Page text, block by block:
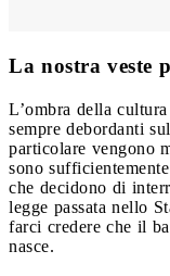
La nostra veste
L’ombra della
sempre debordanti
particolare vengono
sono
che decidono di
legge passata nello
farci credere che il
nasce.